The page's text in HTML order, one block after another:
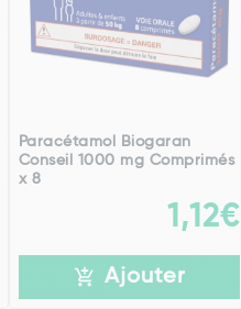
Paracétamol Biogaran
Conseil 1000 mg Comprimés
x 8
1,12€
Ajouter